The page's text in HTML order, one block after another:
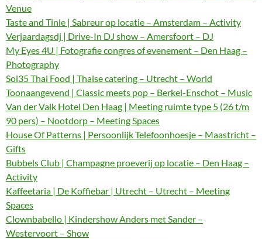
Venue
Taste and Tinle | Sabreur op locatie – Amsterdam – Activity
Verjaardagsdj | Drive-In DJ show – Amersfoort – DJ
My Eyes 4U | Fotografie congres of evenement – Den Haag –
Photography
Soi35 Thai Food | Thaise catering – Utrecht – World
Toonaangevend | Classic meets pop – Berkel-Enschot – Music
Van der Valk Hotel Den Haag | Meeting ruimte type 5 (26 t/m
90 pers) – Nootdorp – Meeting Spaces
House Of Patterns | Persoonlijk Telefoonhoesje – Maastricht –
Gifts
Bubbels Club | Champagne proeverij op locatie – Den Haag –
Activity
Kaffeetaria | De Koffiebar | Utrecht – Utrecht – Meeting
Spaces
Clownbabello | Kindershow Anders met Sander –
Westervoort – Show